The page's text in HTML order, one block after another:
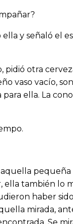
y señaló el
pidió otra
vaso vacío,
ella. La
aquella
ella también lo
haber
mirada,